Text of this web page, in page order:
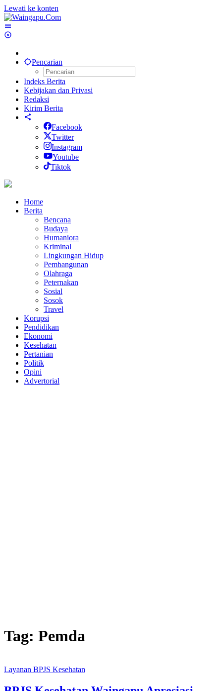
Lewati ke konten
Pencarian
Indeks Berita
Kebijakan dan Privasi
Redaksi
Kirim Berita
Facebook
Twitter
Instagram
Youtube
Tiktok
Home
Berita
Bencana
Budaya
Humaniora
Kriminal
Lingkungan Hidup
Pembangunan
Olahraga
Peternakan
Sosial
Sosok
Travel
Korupsi
Pendidikan
Ekonomi
Kesehatan
Pertanian
Politik
Opini
Advertorial
Tag: Pemda
Layanan BPJS Kesehatan